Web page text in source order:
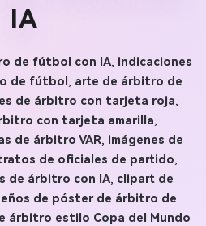
IA
de fútbol con IA, indicaciones
de fútbol , arte de árbitro de
de árbitro con tarjeta roja,
con tarjeta amarilla,
de árbitro VAR, imágenes de
de oficiales de partido,
de árbitro con IA, clipart de
de póster de árbitro de
árbitro estilo Copa del Mundo